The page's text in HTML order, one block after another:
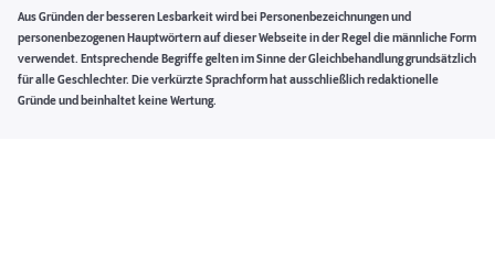
Aus Gründen der besseren Lesbarkeit wird bei Personenbezeichnungen und
personenbezogenen Hauptwörtern auf dieser Webseite in der Regel die männliche Form
verwendet. Entsprechende Begriffe gelten im Sinne der Gleichbehandlung grundsätzlich
für alle Geschlechter. Die verkürzte Sprachform hat ausschließlich redaktionelle
Gründe und beinhaltet keine Wertung.